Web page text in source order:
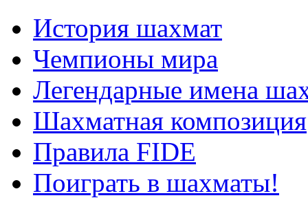
История шахмат
Чемпионы мира
Легендарные имена
Шахматная композиция
Правила FIDE
Поиграть в шахматы!